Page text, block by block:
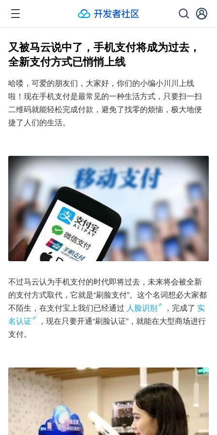
又被马云说中了，手机支付将成为过去，
全新支付方式已悄悄上线
哈喽，可爱的朋友们，大家好，你们的小编小川川上线
啦！现在手机支付是最常见的一种生活方式，只要扫一扫
二维码就能轻松完成付款，避免了找零的烦恼，极大地便
捷了人们的生活。
不过马云认为手机支付的时代即将过去，未来将会被全新
的支付方式取代，它就是“刷脸支付”。这个名词想必大家都
不陌生，在支付宝上我们已经通过 人脸识别 ，完成了 实
名认证
，现在只要开通“刷脸认证”，就能在大型商场进行
支付。